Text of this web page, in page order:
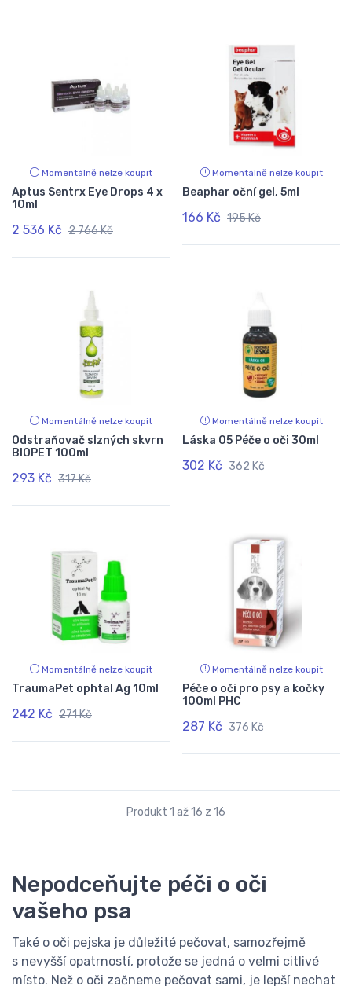
Momentálně nelze koupit
Aptus Sentrx Eye Drops 4 x
10ml
2 536 Kč 2 766 Kč
Momentálně nelze koupit
Beaphar oční gel, 5ml
166 Kč 195 Kč
Momentálně nelze koupit
Odstraňovač slzných skvrn
BIOPET 100ml
293 Kč 317 Kč
Momentálně nelze koupit
Láska 05 Péče o oči 30ml
302 Kč 362 Kč
Momentálně nelze koupit
TraumaPet ophtal Ag 10ml
242 Kč 271 Kč
Momentálně nelze koupit
Péče o oči pro psy a kočky
100ml PHC
287 Kč 376 Kč
Produkt 1 až 16 z 16
Nepodceňujte péči o oči
vašeho psa
Také o oči pejska je důležité pečovat, samozřejmě
s nevyšší opatrností, protože se jedná o velmi citlivé
místo. Než o oči začneme pečovat sami, je lepší nechat